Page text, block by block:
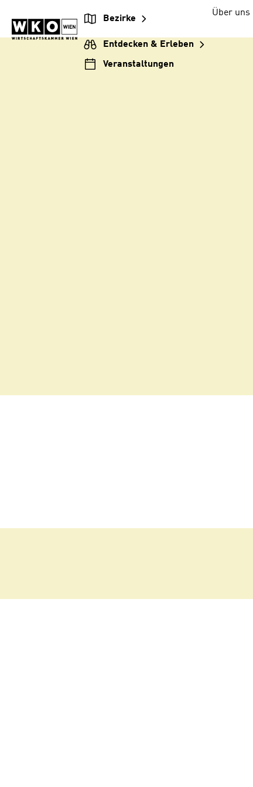
Inhalt
springen
Hauptnavigation
springen
Footer
springen
Bezirke
Entdecken & Erleben
Veranstaltungen
Über uns